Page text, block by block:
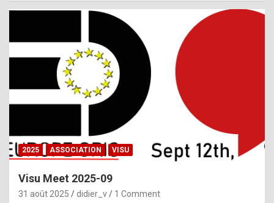
l
,
g
2025 ASSOCIATION VISU
Visu Meet 2025-09
31 août 2025 didier_v 1 Comment